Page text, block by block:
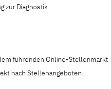
zur Diagnostik.
führenden Online-Stellenmarkt
nach Stellenangeboten.